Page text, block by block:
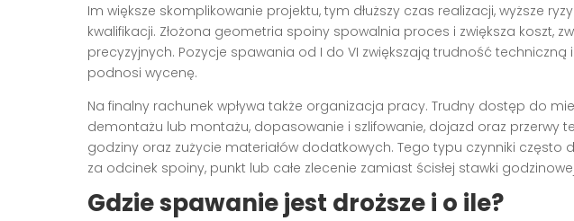
Im większe skomplikowanie projektu, tym dłuższy czas realizacji, wyższe
kwalifikacji. Złożona geometria spoiny spowalnia proces i zwiększa koszt,
precyzyjnych. Pozycje spawania od I do VI zwiększają trudność
podnosi wycenę.
Na finalny rachunek wpływa także organizacja pracy. Trudny dostęp do
demontażu lub montażu, dopasowanie i szlifowanie, dojazd oraz przerwy
godziny oraz zużycie materiałów dodatkowych. Tego typu czynniki często
za odcinek spoiny, punkt lub całe zlecenie zamiast ścisłej stawki
Gdzie spawanie jest droższe i o ile?